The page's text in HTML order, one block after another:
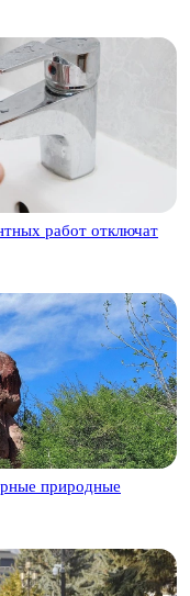
работ отключат
природные